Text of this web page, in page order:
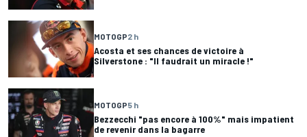
MOTOGP2 h
Acosta et ses chances de victoire à
Silverstone : "Il faudrait un miracle !"
MOTOGP5 h
Bezzecchi "pas encore à 100%" mais impatient
de revenir dans la bagarre